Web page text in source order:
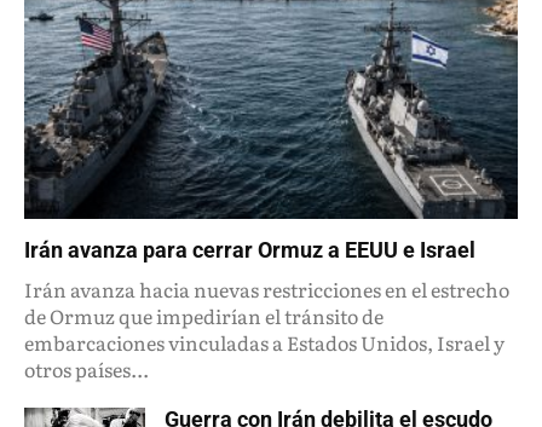
Irán avanza para cerrar Ormuz a EEUU e Israel
Irán avanza hacia nuevas restricciones en el estrecho
de Ormuz que impedirían el tránsito de
embarcaciones vinculadas a Estados Unidos, Israel y
otros países...
Guerra con Irán debilita el escudo